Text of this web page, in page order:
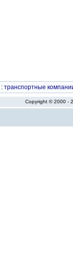
: транспортные
Copyright © 2000 -